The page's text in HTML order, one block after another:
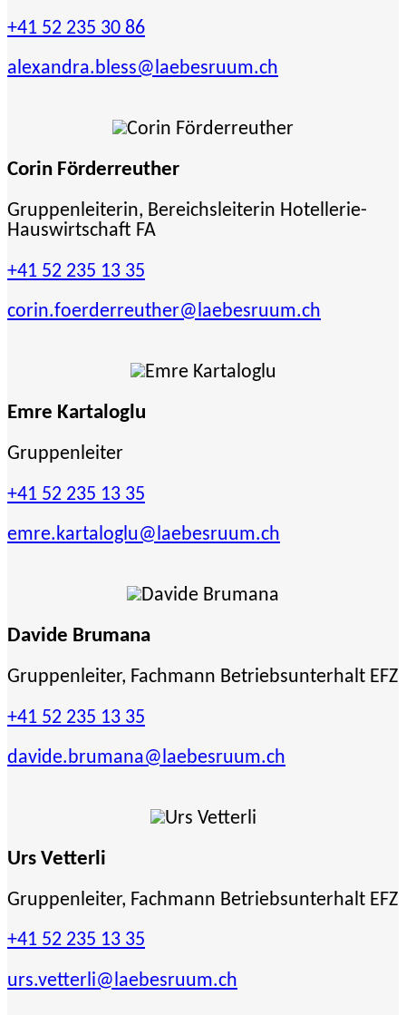
+41 52 235 30 86
alexandra.bless@laebesruum.ch
Corin Förderreuther
Gruppenleiterin, Bereichsleiterin Hotellerie-
Hauswirtschaft FA
+41 52 235 13 35
corin.foerderreuther@laebesruum.ch
Emre Kartaloglu
Gruppenleiter
+41 52 235 13 35
emre.kartaloglu@laebesruum.ch
Davide Brumana
Gruppenleiter, Fachmann Betriebsunterhalt EFZ
+41 52 235 13 35
davide.brumana@laebesruum.ch
Urs Vetterli
Gruppenleiter, Fachmann Betriebsunterhalt EFZ
+41 52 235 13 35
urs.vetterli@laebesruum.ch